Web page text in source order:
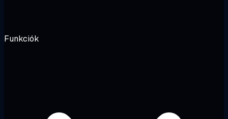
Funkciók